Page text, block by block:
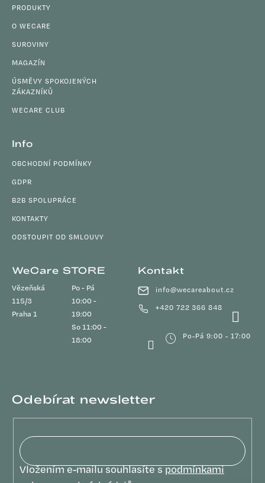
PRODUKTY
O WECARE
SUROVINY
MAGAZÍN
ÚSMĚVY SPOKOJENÝCH
ZÁKAZNÍKŮ
WECARE CLUB
Info
OBCHODNÍ PODMÍNKY
GDPR
B2B SPOLUPRÁCE
KONTAKTY
ODSTOUPIT OD SMLOUVY
WeCare STORE
Vězeňská
115/3
Praha 1
Po - Pá
10:00 -
19:00
So 11:00 -
18:00
Kontakt
info@wecareabout.cz
+420 722 366 848
Po-Pá 9:00 - 17:00
Odebírat newsletter
Vložením e-mailu souhlasíte spodmínkami